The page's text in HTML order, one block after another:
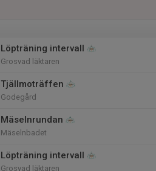
Löpträning intervall
Grosvad läktaren
Tjällmoträffen
Godegård
Mäselnrundan
Mäselnbadet
Löpträning intervall
Grosvad läktaren